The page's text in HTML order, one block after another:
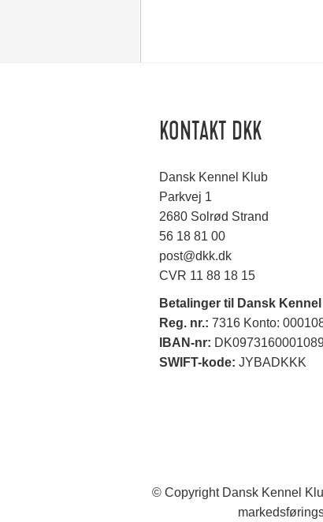
KONTAKT DKK
Dansk Kennel Klub
Parkvej 1
2680 Solrød Strand
56 18 81 00
post@dkk.dk
CVR 11 88 18 15
Betalinger til Dansk
Reg. nr.: 7316 Konto:
IBAN-nr:
SWIFT-kode: JYBADKKK
© Copyright Dansk Kennel